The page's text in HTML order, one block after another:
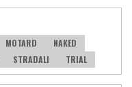
MOTARD
NAKED
STRADALI TRIAL